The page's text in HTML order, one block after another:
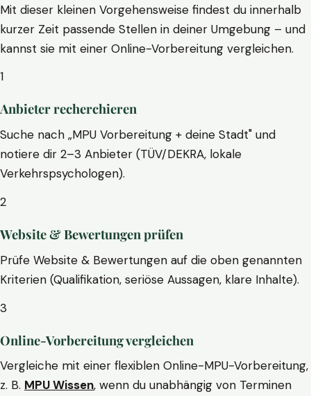
Mit dieser kleinen Vorgehensweise findest du innerhalb
kurzer Zeit passende Stellen in deiner Umgebung – und
kannst sie mit einer Online-Vorbereitung vergleichen.
1
Anbieter recherchieren
Suche nach „MPU Vorbereitung + deine Stadt" und
notiere dir 2–3 Anbieter (TÜV/DEKRA, lokale
Verkehrspsychologen).
2
Website & Bewertungen prüfen
Prüfe Website & Bewertungen auf die oben genannten
Kriterien (Qualifikation, seriöse Aussagen, klare Inhalte).
3
Online-Vorbereitung vergleichen
Vergleiche mit einer flexiblen Online-MPU-Vorbereitung,
z. B. MPU Wissen, wenn du unabhängig von Terminen